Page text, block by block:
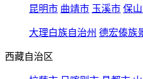
昆明市 曲靖市 玉溪市 保
大理白族自治州 德宏傣族
西藏自治区